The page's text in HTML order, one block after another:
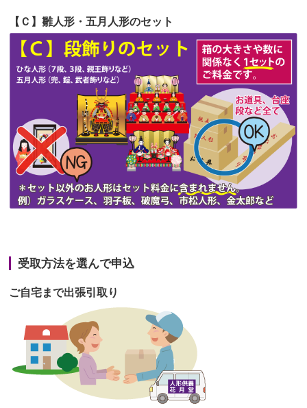
第49回人形供養祭令和4年1月17日(月)
第48回人形供養祭令和3年12月3日(金)
第47回人形供養祭 令和3年10月11日(月)
第46回人形供養祭 令和3年9月13日(月)
第45回人形供養祭令和3年7月12日(月)
第44回人形供養祭令和3年6月3日(木)
第43回人形供養祭令和3年4月23日(金)
第39回人形供養祭令和2年10月22日(木)
第38回人形供養祭 令和2年8月26日(水)
第37回人形供養祭 令和2年6月8日(月)
第36回人形供養祭 令和2年4月16日(木)
【Ｃ】雛人形・五月人形のセット
受取方法を選んで申込
ご自宅まで出張引取り